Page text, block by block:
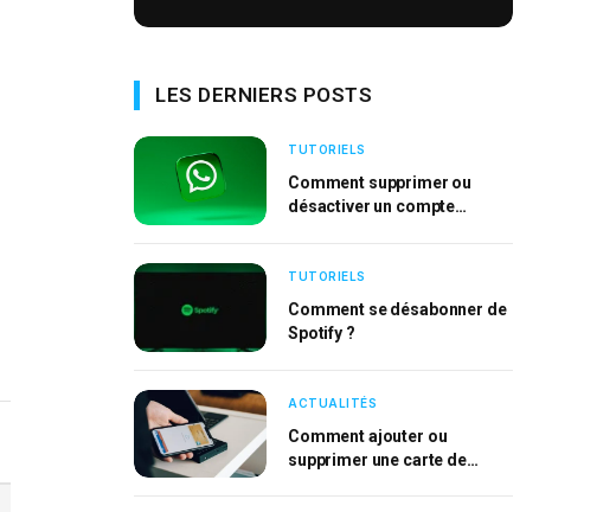
LES DERNIERS POSTS
TUTORIELS
Comment supprimer ou
désactiver un compte
TUTORIELS
Comment se désabonner de
Spotify ?
ACTUALITÉS
Comment ajouter ou
supprimer une carte de